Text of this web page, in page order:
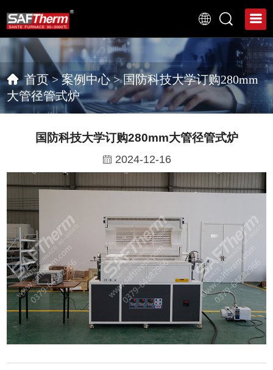
首页>案例中心>国防科技大学订购280mm
大管径管式炉
国防科技大学订购280mm大管径管式炉
2024-12-16